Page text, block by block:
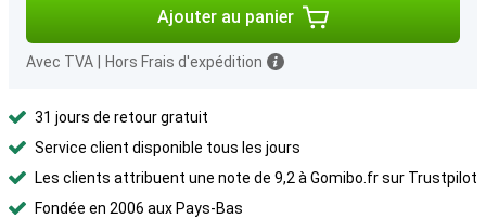
Ajouter au panier
Avec TVA Hors Frais d'expédition
31 jours de retour gratuit
Service client disponible tous les jours
Les clients attribuent une note de 9,2 à Gomibo.fr sur Trustpilot
Fondée en 2006 aux Pays-Bas